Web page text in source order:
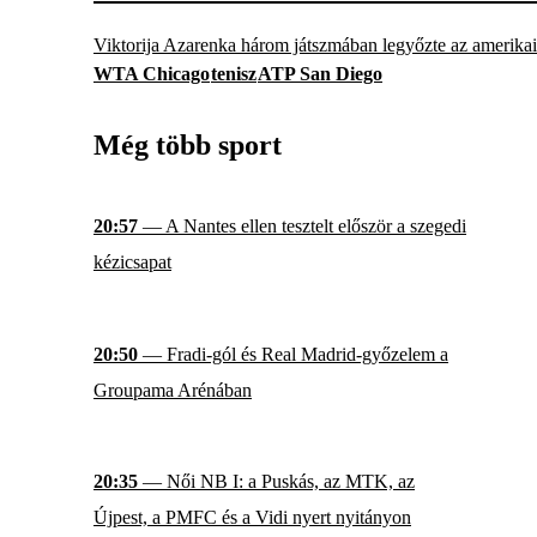
Viktorija Azarenka három játszmában legyőzte az
WTA ChicagoteniszATP San Diego
Még több sport
20:57 — A Nantes ellen tesztelt először a szegedi
kézicsapat
20:50 — Fradi-gól és Real Madrid-győzelem a
Groupama Arénában
20:35 — Női NB I: a Puskás, az MTK, az
Újpest, a PMFC és a Vidi nyert nyitányon